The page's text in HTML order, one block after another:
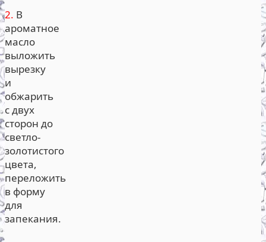
2. В
ароматное
масло
выложить
вырезку
и
обжарить
с двух
сторон до
светло-
золотистого
цвета,
переложить
в форму
для
запекания.